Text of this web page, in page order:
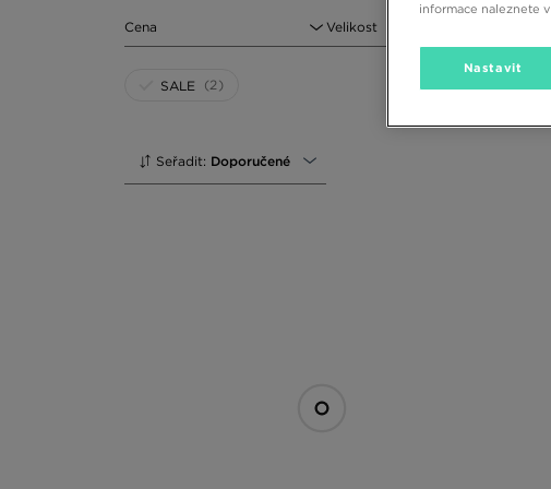
Cena Velikost
SALE (2)
Seřadit: Doporučené
informace naleznete v
Nastavit